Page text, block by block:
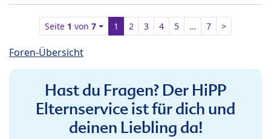
Seite 1 von7 1 2 3 4 5 … 7 >
Foren-Übersicht
Hast du Fragen? Der HiPP
Elternservice ist für dich und
deinen Liebling da!